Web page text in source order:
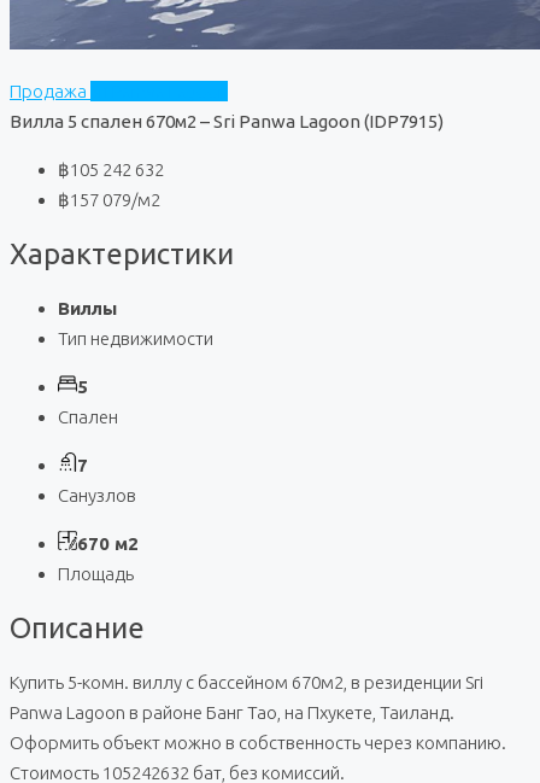
Продажа
Вилла 5 спален 670м2 – Sri Panwa Lagoon (IDP7915)
฿105 242 632
฿157 079/м2
Характеристики
Виллы
Тип недвижимости
5
Спален
7
Санузлов
670 м2
Площадь
Описание
Купить 5-комн. виллу с бассейном 670м2, в резиденции Sri
Panwa Lagoon в районе Банг Тао, на Пхукете, Таиланд.
Оформить объект можно в собственность через компанию.
Стоимость 105242632 бат, без комиссий.